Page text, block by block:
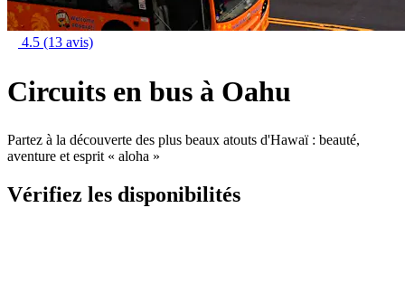
4.5 (13 avis)
Circuits en bus à Oahu
Partez à la découverte des plus beaux atouts d'Hawaï : beauté,
aventure et esprit « aloha »
Vérifiez les disponibilités